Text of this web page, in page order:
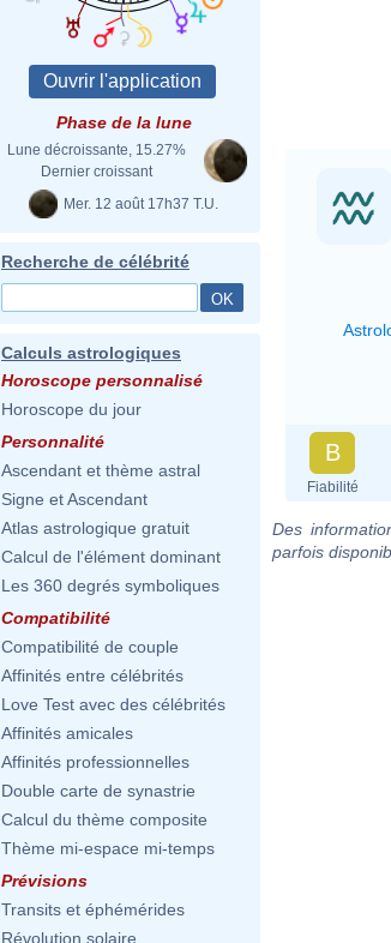
Phase de la lune
Lune décroissante, 15.27%
Dernier croissant
Mer. 12 août 17h37 T.U.
Recherche de célébrité
Calculs astrologiques
Horoscope personnalisé
Horoscope du jour
Personnalité
Ascendant et thème astral
Signe et Ascendant
Atlas astrologique gratuit
Calcul de l'élément dominant
Les 360 degrés symboliques
Compatibilité
Compatibilité de couple
Affinités entre célébrités
Love Test avec des célébrités
Affinités amicales
Affinités professionnelles
Double carte de synastrie
Calcul du thème composite
Thème mi-espace mi-temps
Prévisions
Transits et éphémérides
Révolution solaire
B
Fiabilité
Des
parfois